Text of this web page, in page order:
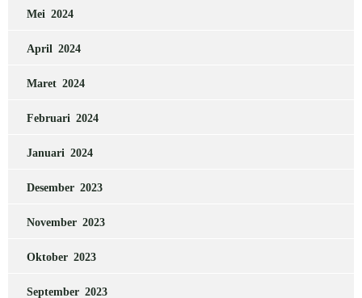
Mei 2024
April 2024
Maret 2024
Februari 2024
Januari 2024
Desember 2023
November 2023
Oktober 2023
September 2023